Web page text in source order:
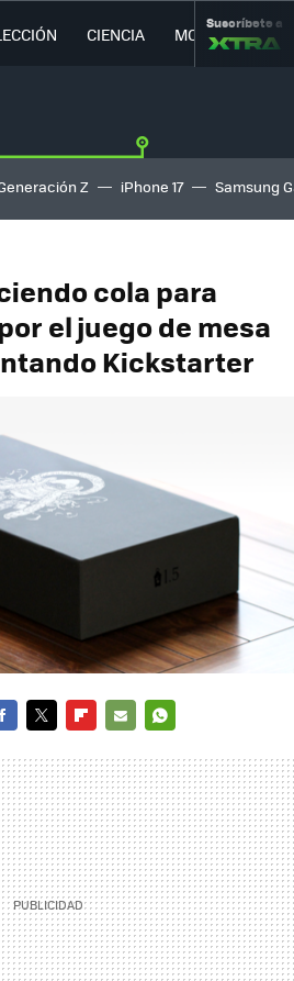
CIENCIA MOVILIDAD
Suscríbete a
Z iPhone 17 Samsung
cola para
el juego de mesa
Kickstarter
MAIL